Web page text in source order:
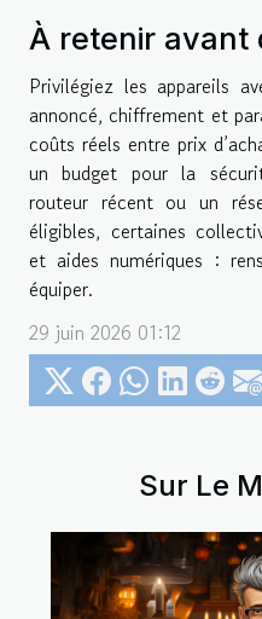
À retenir avant
Privilégiez les appareils
annoncé, chiffrement et
coûts réels entre prix
un budget pour la
routeur récent ou un
éligibles, certaines
et aides numériques :
équiper.
29 juin 2026 01:12
Sur Le